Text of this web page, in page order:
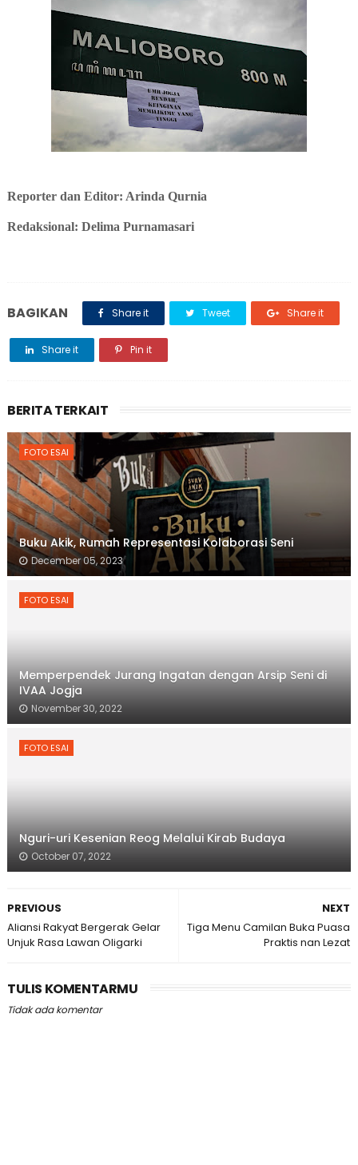
Reporter dan Editor: Arinda Qurnia
Redaksional: Delima Purnamasari
BAGIKAN Share it Tweet Share it
Share it Pin it
BERITA TERKAIT
FOTO ESAI
Buku Akik, Rumah Representasi Kolaborasi Seni
December 05, 2023
FOTO ESAI
Memperpendek Jurang Ingatan dengan Arsip Seni di
IVAA Jogja
November 30, 2022
FOTO ESAI
Nguri-uri Kesenian Reog Melalui Kirab Budaya
October 07, 2022
NEXT
Tiga Menu Camilan Buka Puasa
Praktis nan Lezat
PREVIOUS
Aliansi Rakyat Bergerak Gelar
Unjuk Rasa Lawan Oligarki
TULIS KOMENTARMU
Tidak ada komentar